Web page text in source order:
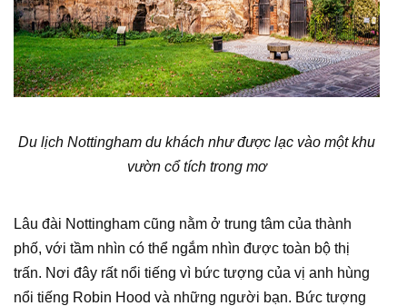
Du lịch Nottingham du khách như được lạc vào một khu
vườn cổ tích trong mơ
Lâu đài Nottingham cũng nằm ở trung tâm của thành
phố, với tầm nhìn có thể ngắm nhìn được toàn bộ thị
trấn. Nơi đây rất nổi tiếng vì bức tượng của vị anh hùng
nổi tiếng Robin Hood và những người bạn. Bức tượng